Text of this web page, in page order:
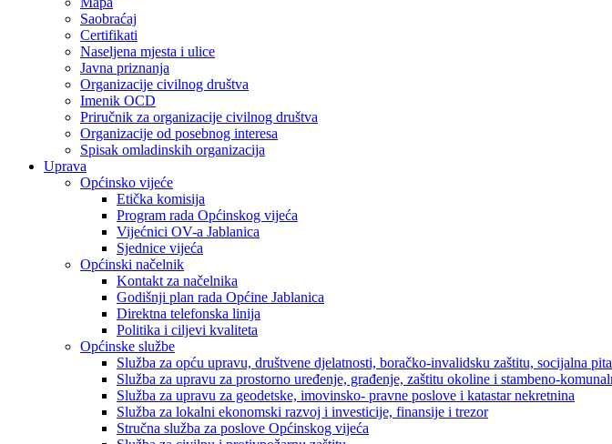
Saobraćaj
Certifikati
Naseljena mjesta i ulice
Javna priznanja
Organizacije civilnog društva
Imenik OCD
Priručnik za organizacije civilnog društva
Organizacije od posebnog interesa
Spisak omladinskih organizacija
Uprava
Općinsko vijeće
Etička komisija
Program rada Općinskog vijeća
Vijećnici OV-a Jablanica
Sjednice vijeća
Općinski načelnik
Kontakt za načelnika
Godišnji plan rada Općine Jablanica
Direktna telefonska linija
Politika i ciljevi kvaliteta
Općinske službe
Služba za opću upravu, društvene djelatnosti, boračko-invalidsku zaštitu, socijalna
Služba za upravu za prostorno uređenje, građenje, zaštitu okoline i stambeno-
Služba za upravu za geodetske, imovinsko- pravne poslove i katastar nekretnina
Služba za lokalni ekonomski razvoj i investicije, finansije i trezor
Stručna služba za poslove Općinskog vijeća